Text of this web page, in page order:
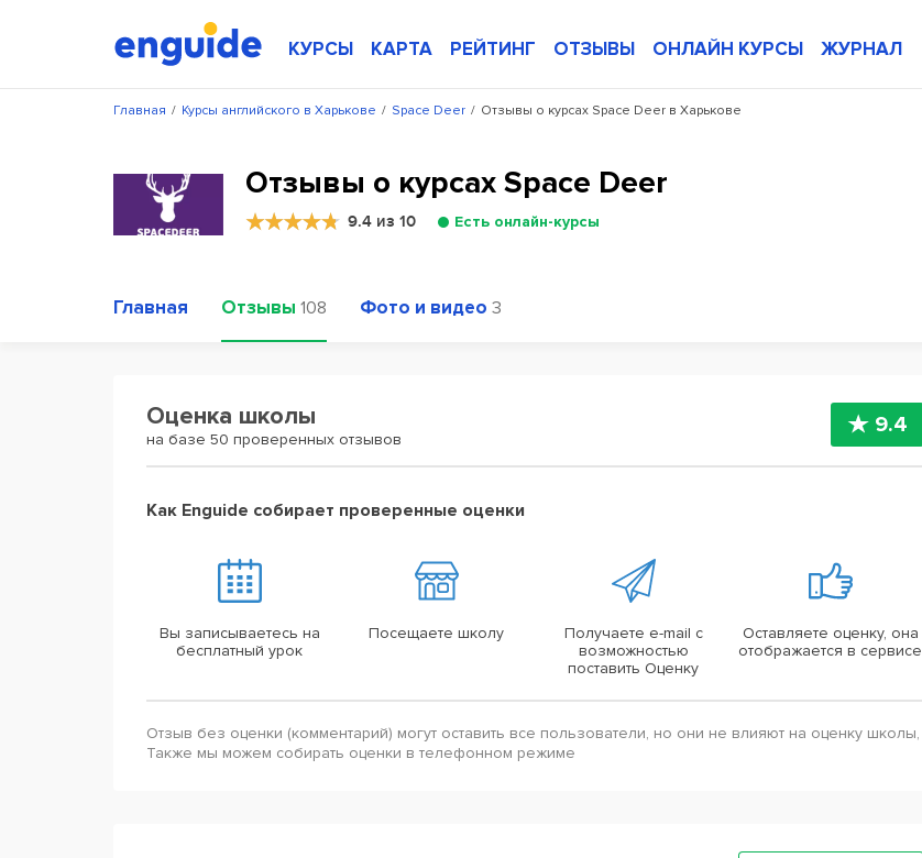
КУРСЫ КАРТА РЕЙТИНГ ОТЗЫВЫ ОНЛАЙН КУРСЫ ЖУРНАЛ
/
Главная /
Курсы английского в Харькове /
Space Deer Отзывы о курсах Space Deer в Харькове
Отзывы о курсах Space Deer
9.4 из 10 Есть онлайн-курсы
Главная Отзывы 108 Фото и видео 3
Оценка школы
на базе 50 проверенных отзывов
9.4
Как Enguide собирает проверенные оценки
Вы записываетесь на
бесплатный урок
Посещаете школу
Получаете e-mail с
возможностью
поставить Оценку
Оставляете оценку, она
отображается в сервисе
Отзыв без оценки (комментарий) могут оставить все пользователи, но они не влияют на оценку школы,
Также мы можем собирать оценки в телефонном режиме